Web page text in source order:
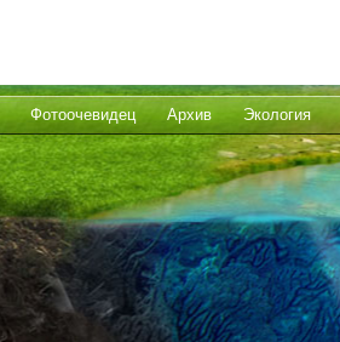
Фотоочевидец Архив Экология